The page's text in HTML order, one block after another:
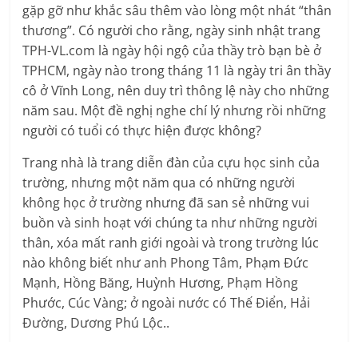
gặp gỡ như khắc sâu thêm vào lòng một nhát “thân
thương”. Có người cho rằng, ngày sinh nhật trang
TPH-VL.com là ngày hội ngộ của thầy trò bạn bè ở
TPHCM, ngày nào trong tháng 11 là ngày tri ân thầy
cô ở Vĩnh Long, nên duy trì thông lệ này cho những
năm sau. Một đề nghị nghe chí lý nhưng rồi những
người có tuổi có thực hiện được không?
Trang nhà là trang diễn đàn của cựu học sinh của
trường, nhưng một năm qua có những người
không học ở trường nhưng đã san sẻ những vui
buồn và sinh hoạt với chúng ta như những người
thân, xóa mất ranh giới ngoài và trong trường lúc
nào không biết như anh Phong Tâm, Phạm Đức
Mạnh, Hồng Băng, Huỳnh Hương, Phạm Hồng
Phước, Cúc Vàng; ở ngoài nước có Thế Điển, Hải
Đường, Dương Phú Lộc..